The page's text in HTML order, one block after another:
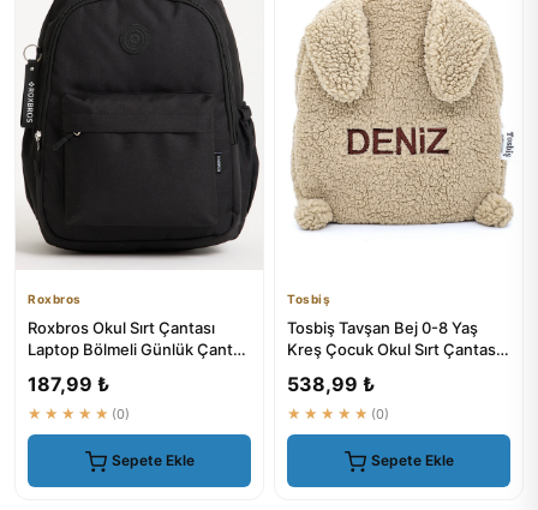
Roxbros
Roxbros Okul Sırt Çantası
Laptop Bölmeli Günlük Çanta
187,99 ₺
★★★★★ (0)
Sepete Ekle
Tosbiş
Tosbiş Tavşan Bej 0-8 Yaş
Kreş Çocuk Okul Sırt Çantası
538,99 ₺
★★★★★ (0)
Sepete Ekle